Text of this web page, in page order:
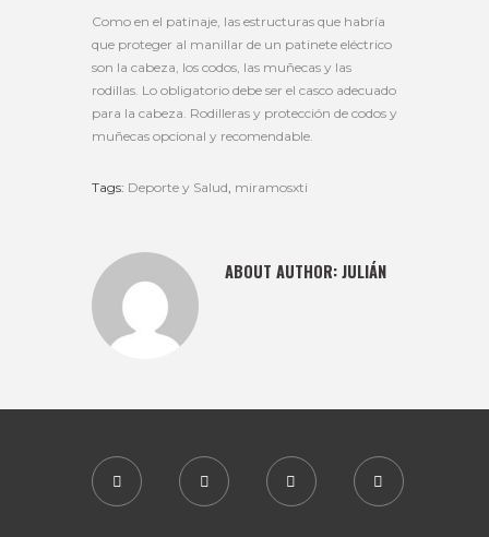
Como en el patinaje, las estructuras que habría
que proteger al manillar de un patinete eléctrico
son la cabeza, los codos, las muñecas y las
rodillas. Lo obligatorio debe ser el casco adecuado
para la cabeza. Rodilleras y protección de codos y
muñecas opcional y recomendable.
Tags: Deporte y Salud, miramosxti
ABOUT AUTHOR:JULIÁN